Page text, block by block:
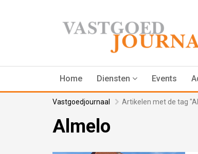
Home Diensten Events
Vastgoedjournaal Artikelen met de tag
Almelo